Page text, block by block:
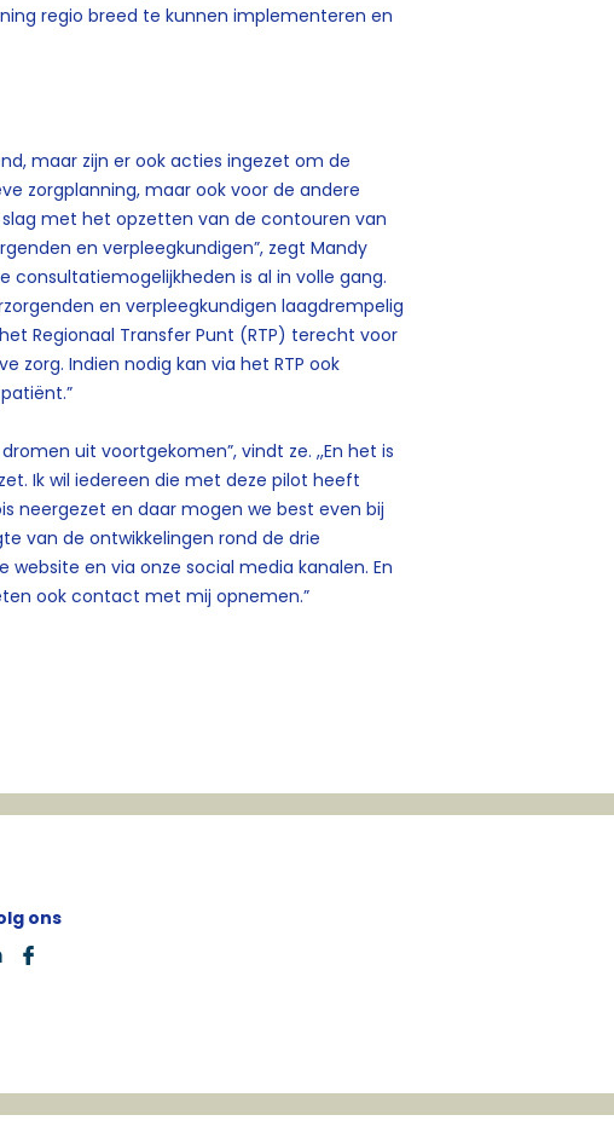
regio breed te kunnen implementeren en
maar zijn er ook acties ingezet om de
zorgplanning, maar ook voor de andere
met het opzetten van de contouren van
en verpleegkundigen”, zegt Mandy
is al in volle gang.
en verpleegkundigen laagdrempelig
Regionaal Transfer Punt (RTP) terecht voor
zorg. Indien nodig kan via het RTP ook
uit voortgekomen”, vindt ze. ,,En het is
Ik wil iedereen die met deze pilot heeft
neergezet en daar mogen we best even bij
van de ontwikkelingen rond de drie
en via onze social media kanalen. En
ook contact met mij opnemen.”
ons